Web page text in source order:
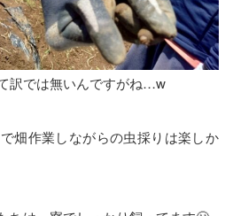
訳では無いんですがね…w
畑作業しながらの虫採りは楽しか